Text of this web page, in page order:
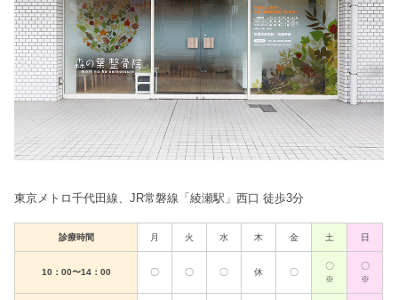
東京メトロ千代田線、JR常磐線「綾瀬駅」西口 徒歩3分
診療時間 月 火 水 木 金 土 日
10：00〜14：00 〇 〇 〇 休 〇
〇
※
〇
※